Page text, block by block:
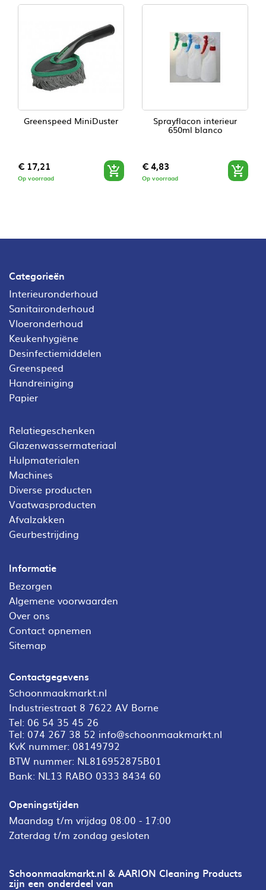
Greenspeed MiniDuster
Prijs
€ 17,21
Op voorraad 
Sprayflacon interieur
650ml blanco
Prijs
€ 4,83
Op voorraad 
Categorieën
Interieuronderhoud
Sanitaironderhoud
Vloeronderhoud
Keukenhygiëne
Desinfectiemiddelen
Greenspeed
Handreiniging
Papier
Relatiegeschenken
Glazenwassermateriaal
Hulpmaterialen
Machines
Diverse producten
Vaatwasproducten
Afvalzakken
Geurbestrijding
Informatie
Bezorgen
Algemene voorwaarden
Over ons
Contact opnemen
Sitemap
Contactgegevens
Schoonmaakmarkt.nl
Industriestraat 8 7622 AV Borne
Tel: 06 54 35 45 26
Tel: 074 267 38 52 info@schoonmaakmarkt.nl
KvK nummer: 08149792
BTW nummer: NL816952875B01
Bank: NL13 RABO 0333 8434 60
Openingstijden
Maandag t/m vrijdag 08:00 - 17:00
Zaterdag t/m zondag gesloten
Schoonmaakmarkt.nl & AARION Cleaning Products
zijn een onderdeel van